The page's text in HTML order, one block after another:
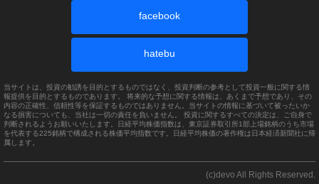
facebook
hatebu
当サイトは、投資の勧誘を目的とするものではなく、投資判断の参考として投資一般に関する情
報提供を目的とするものであります。 将来的な予想に関する情報は、あくまで予想であり、その
内容の正確性、信頼性等を保証するものではありません。当サイトの情報に基づいて被ったいか
なる損害についても、当社は一切の責任を負いません。 投資に関するすべての決定は、ご自身で
判断されるようお願いいたします。日経平均株価指数は、東京証券取引所1部上場銘柄のうち市場
を代表する225銘柄で構成される株価平均指数です。日経平均株価の著作権は日本経済新聞社に帰
属します。
(c)devo All Rights Reserved.